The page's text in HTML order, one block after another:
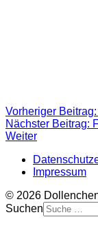
Vorheriger
Nächster Beitrag:
Weiter
Impressum
© 2026
Suchen